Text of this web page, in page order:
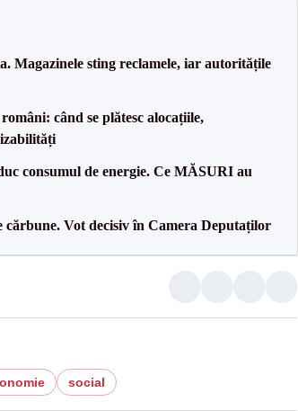
Magazinele sting reclamele, iar autoritățile
când se plătesc alocațiile,
consumul de energie. Ce MĂSURI au
cărbune. Vot decisiv în Camera Deputaților
social